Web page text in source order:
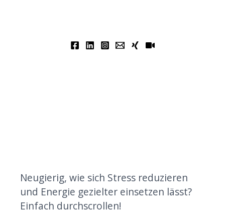
Neugierig, wie sich Stress reduzieren
und Energie gezielter einsetzen lässt?
Einfach durchscrollen!